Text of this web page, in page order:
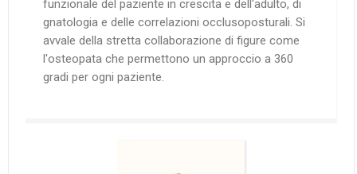
funzionale del paziente in crescita e dell'adulto, di
gnatologia e delle correlazioni occlusoposturali. Si
avvale della stretta collaborazione di figure come
l'osteopata che permettono un approccio a 360
gradi per ogni paziente.